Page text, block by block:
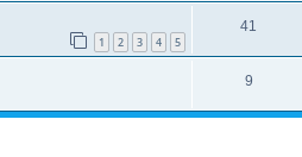
1 2 3 4 5
41
9